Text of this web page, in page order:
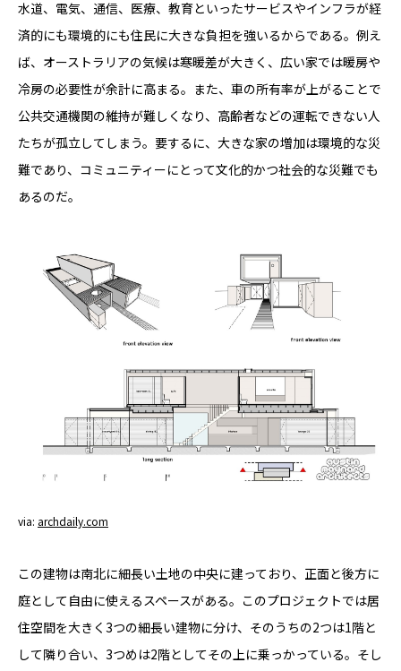
水道、電気、通信、医療、教育といったサービスやインフラが経
済的にも環境的にも住民に大きな負担を強いるからである。例え
ば、オーストラリアの気候は寒暖差が大きく、広い家では暖房や
冷房の必要性が余計に高まる。また、車の所有率が上がることで
公共交通機関の維持が難しくなり、高齢者などの運転できない人
たちが孤立してしまう。要するに、大きな家の増加は環境的な災
難であり、コミュニティーにとって文化的かつ社会的な災難でも
あるのだ。
via: archdaily.com
この建物は南北に細長い土地の中央に建っており、正面と後方に
庭として自由に使えるスペースがある。このプロジェクトでは居
住空間を大きく3つの細長い建物に分け、そのうちの2つは1階と
して隣り合い、3つめは2階としてその上に乗っかっている。そし